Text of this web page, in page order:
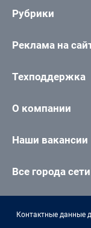
Рубрики
Реклама на
Техподдержка
О компании
Наши вакансии
Все города сети
Контактные данные